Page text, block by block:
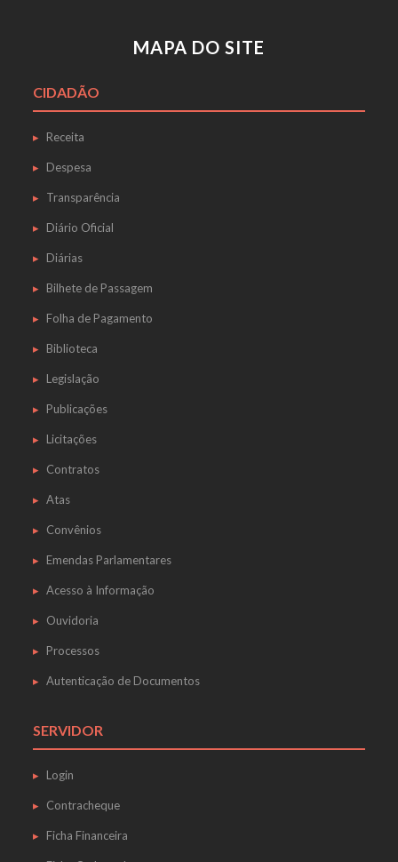
MAPA DO SITE
CIDADÃO
Receita
Despesa
Transparência
Diário Oficial
Diárias
Bilhete de Passagem
Folha de Pagamento
Biblioteca
Legislação
Publicações
Licitações
Contratos
Atas
Convênios
Emendas Parlamentares
Acesso à Informação
Ouvidoria
Processos
Autenticação de Documentos
SERVIDOR
Login
Contracheque
Ficha Financeira